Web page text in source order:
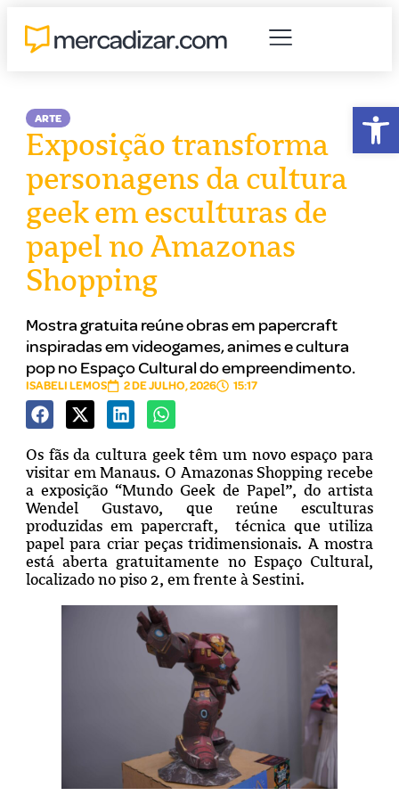
ARTE
Exposição transforma
personagens da cultura
geek em esculturas de
papel no Amazonas
Shopping
Mostra gratuita reúne obras em papercraft
inspiradas em videogames, animes e cultura
pop no Espaço Cultural do empreendimento.
ISABELI LEMOS 2 DE JULHO, 2026 15:17
Os fãs da cultura geek têm um novo espaço para
visitar em Manaus. O Amazonas Shopping recebe
a exposição “Mundo Geek de Papel”, do artista
Wendel Gustavo, que reúne esculturas
produzidas em papercraft, técnica que utiliza
papel para criar peças tridimensionais. A mostra
está aberta gratuitamente no Espaço Cultural,
localizado no piso 2, em frente à Sestini.